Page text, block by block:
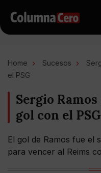
Home Sucesos
el PSG
Sergio
gol con el PSG
El gol de Ramos fue el
para vencer al Reims